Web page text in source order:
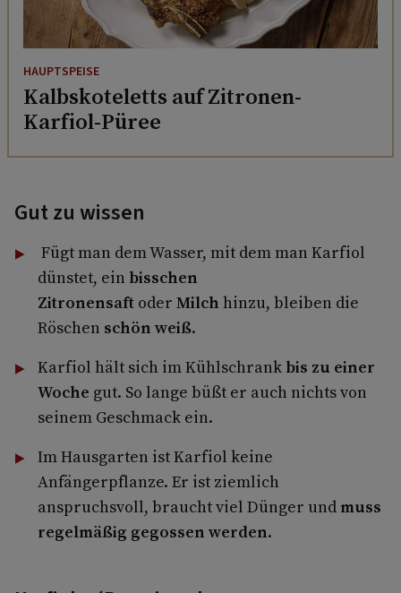
HAUPTSPEISE
Kalbskoteletts auf Zitronen-
Karfiol-Püree
Gut zu wissen
Fügt man dem Wasser, mit dem man Karfiol
dünstet, ein bisschen
Zitronensaft oder Milch hinzu, bleiben die
Röschen schön weiß.
Karfiol hält sich im Kühlschrank bis zu einer
Woche gut. So lange büßt er auch nichts von
seinem Geschmack ein.
Im Hausgarten ist Karfiol keine
Anfängerpflanze. Er ist ziemlich
anspruchsvoll, braucht viel Dünger und muss
regelmäßig gegossen werden.